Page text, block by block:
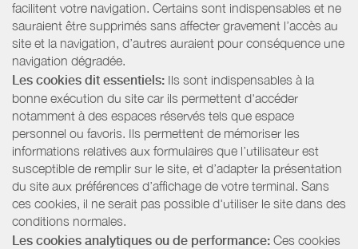
facilitent votre navigation. Certains sont indispensables et ne
sauraient être supprimés sans affecter gravement l’accès au
site et la navigation, d’autres auraient pour conséquence une
navigation dégradée.
Les cookies dit essentiels: Ils sont indispensables à la
bonne exécution du site car ils permettent d'accéder
notamment à des espaces réservés tels que espace
personnel ou favoris. Ils permettent de mémoriser les
informations relatives aux formulaires que l’utilisateur est
susceptible de remplir sur le site, et d’adapter la présentation
du site aux préférences d’affichage de votre terminal. Sans
ces cookies, il ne serait pas possible d'utiliser le site dans des
conditions normales.
Les cookies analytiques ou de performance: Ces cookies